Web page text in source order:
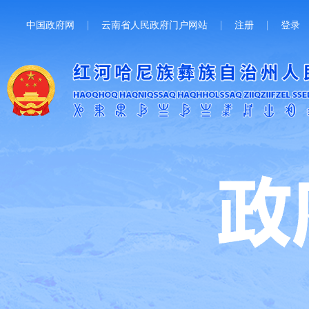
中国政府网 云南省人民政府门户网站 注册 登录